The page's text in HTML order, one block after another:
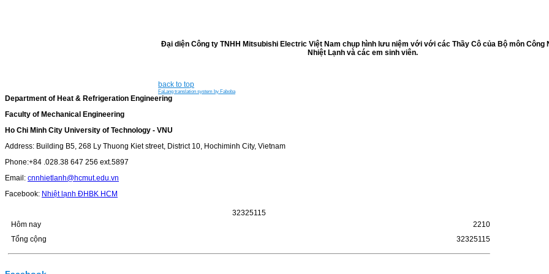
Đại diện Công ty TNHH Mitsubishi Electric Việt Nam chụp hình lưu niệm với với các Thầy Cô của Bộ môn Công
Nhiệt Lạnh và các em sinh viên.
back to top
FaLang translation system by Faboba
Department of Heat & Refrigeration Engineering
Faculty of Mechanical Engineering
Ho Chi Minh City University of Technology - VNU
Address: Building B5, 268 Ly Thuong Kiet street, District 10, Hochiminh City, Vietnam
Phone:+84 .028.38 647 256 ext.5897
Email: cnnhietlanh@hcmut.edu.vn
Facebook: Nhiệt lạnh ĐHBK HCM
32325115
Hôm nay
Tổng cộng
2210
32325115